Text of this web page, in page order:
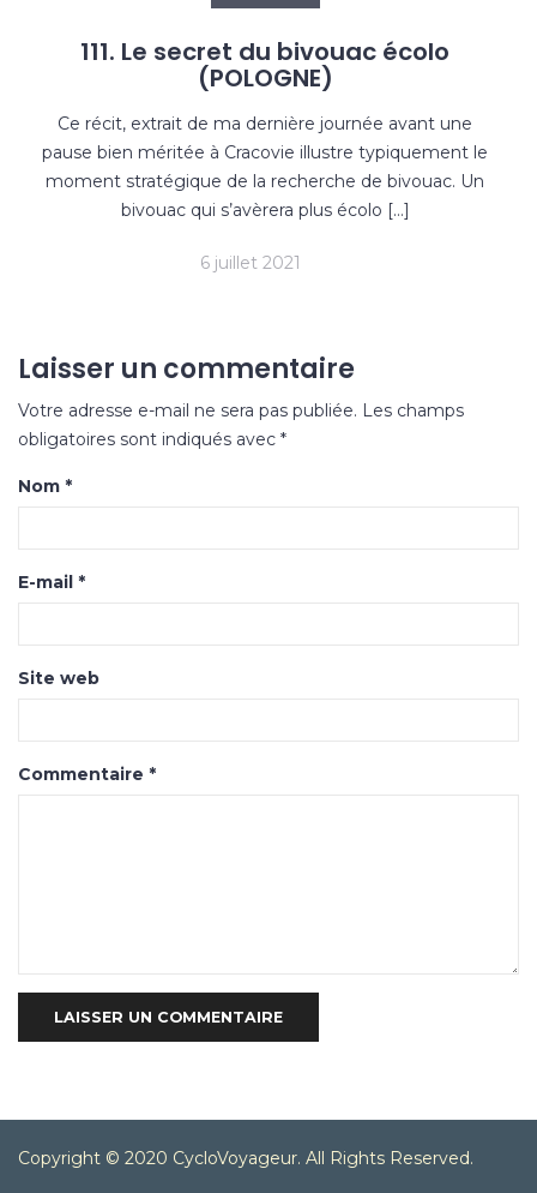
111. Le secret du bivouac écolo
(POLOGNE)
Ce récit, extrait de ma dernière journée avant une
pause bien méritée à Cracovie illustre typiquement le
moment stratégique de la recherche de bivouac. Un
bivouac qui s’avèrera plus écolo […]
6 juillet 2021
Laisser un commentaire
Votre adresse e-mail ne sera pas publiée. Les champs
obligatoires sont indiqués avec *
Nom *
E-mail *
Site web
Commentaire *
Copyright © 2020 CycloVoyageur. All Rights Reserved.